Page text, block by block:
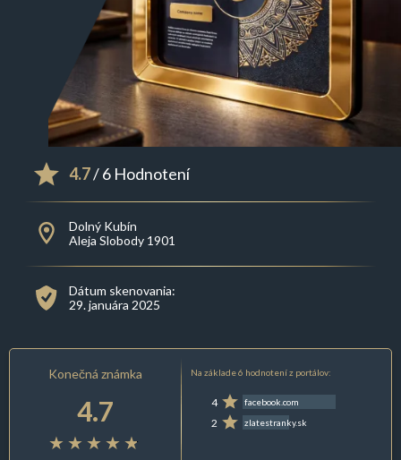
4.7/ 6 Hodnotení
Dolný Kubín
Aleja Slobody 1901
Dátum skenovania:
29. januára 2025
Konečná známka
4.7
Na základe 6 hodnotení z portálov:
4 facebook.com
2 zlatestranky.sk